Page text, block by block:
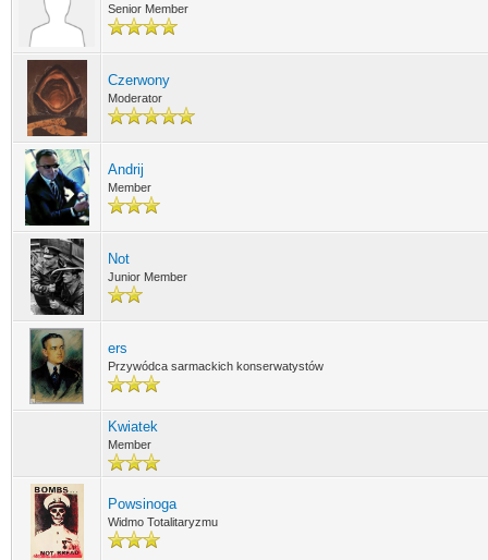
Senior Member
Czerwony
Moderator
Andrij
Member
Not
Junior Member
ers
Przywódca sarmackich konserwatystów
Kwiatek
Member
Powsinoga
Widmo Totalitaryzmu